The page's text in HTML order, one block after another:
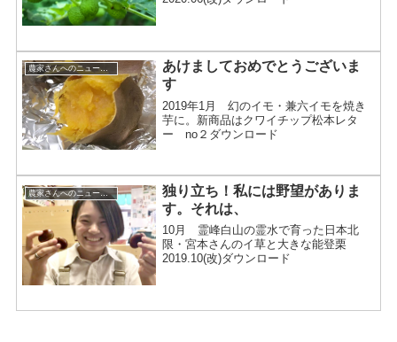
農家さんへのニュースレター
あけましておめでとうございま
す
2019年1月 幻のイモ・兼六イモを焼き
芋に。新商品はクワイチップ松本レタ
ー no２ダウンロード
農家さんへのニュースレター
独り立ち！私には野望がありま
す。それは、
10月 霊峰白山の霊水で育った日本北
限・宮本さんのイ草と大きな能登栗
2019.10(改)ダウンロード